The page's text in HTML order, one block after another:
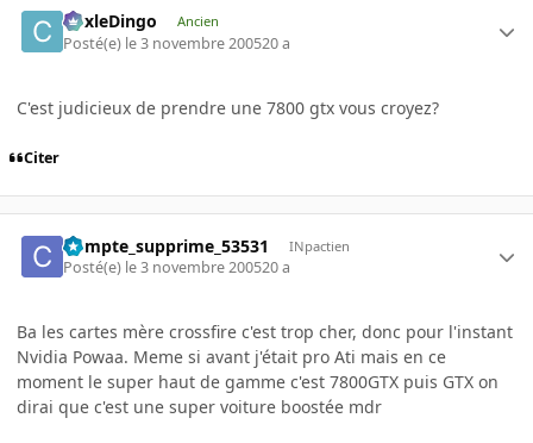
CoxleDingo Ancien
Posté(e) le 3 novembre 200520 a
C'est judicieux de prendre une 7800 gtx vous croyez?
Citer
Compte_supprime_53531 INpactien
Posté(e) le 3 novembre 200520 a
Ba les cartes mère crossfire c'est trop cher, donc pour l'instant
Nvidia Powaa. Meme si avant j'était pro Ati mais en ce
moment le super haut de gamme c'est 7800GTX puis GTX on
dirai que c'est une super voiture boostée mdr